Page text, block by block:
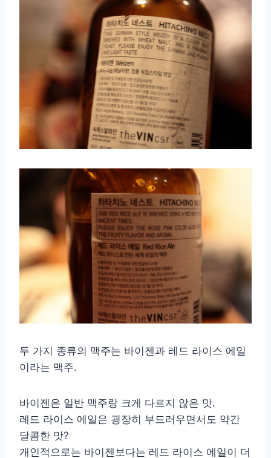
두 가지 종류의 맥주는 바이젠과 레드 라이스 에일
이라는 맥주.
바이젠은 일반 맥주랑 크게 다르지 않은 맛.
레드 라이스 에일은 굉장히 부드러우면서도 약간
달콤한 맛?
개인적으로는 바이젠보다는 레드 라이스 에일이 더